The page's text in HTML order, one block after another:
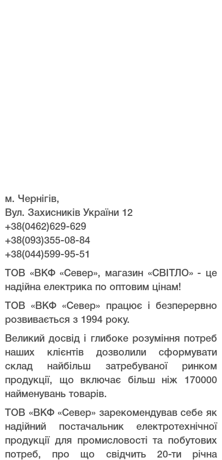
м. Чернігів,
Вул. Захисників України 12
+38(0462)629-629
+38(093)355-08-84
+38(044)599-95-51
ТОВ «ВКФ «Север», магазин «СВІТЛО» - це
надійна електрика по оптовим цінам!
ТОВ «ВКФ «Север» працює і безперервно
розвивається з 1994 року.
Великий досвід і глибоке розуміння потреб
наших клієнтів дозволили сформувати
склад найбільш затребуваної ринком
продукції, що включає більш ніж 170000
найменувань товарів.
ТОВ «ВКФ «Север» зарекомендував себе як
надійний постачальник електротехнічної
продукції для промисловості та побутових
потреб, про що свідчить 20-ти річна